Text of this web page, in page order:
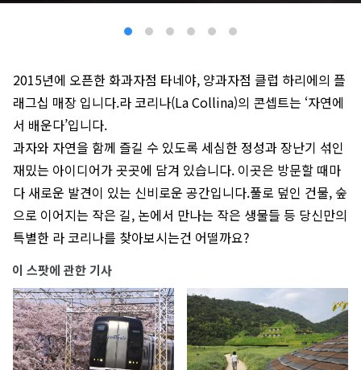
2015년에 오픈한 화과자점 타네야, 양과자점 클럽 하리에의 플
래그십 매장 입니다.라 코리나(La Collina)의 콘셉트는 ‘자연에
서 배운다’입니다.
과자와 자연을 함께 즐길 수 있도록 세심한 정성과 장난기 섞인
재밌는 아이디어가 곳곳에 담겨 있습니다. 이곳은 방문할 때마
다 새로운 발견이 있는 신비로운 공간입니다.풀로 덮인 건물, 숲
으로 이어지는 작은 길, 논에서 만나는 작은 생물들 등 당신만의
특별한 라 코리나를 찾아보시는건 어떨까요?
이 스팟에 관한 기사